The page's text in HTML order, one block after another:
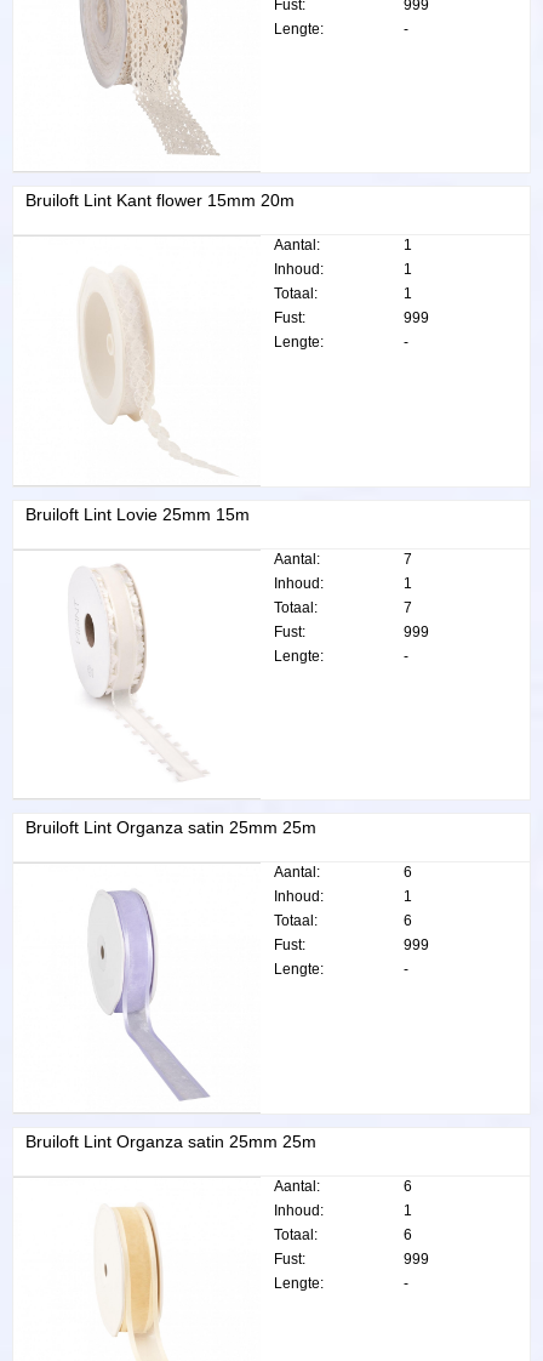
Fust:
999
Lengte:
-
Bruiloft Lint Kant flower 15mm 20m
Aantal:
1
Inhoud:
1
Totaal:
1
Fust:
999
Lengte:
-
Bruiloft Lint Lovie 25mm 15m
Aantal:
7
Inhoud:
1
Totaal:
7
Fust:
999
Lengte:
-
Bruiloft Lint Organza satin 25mm 25m
Aantal:
6
Inhoud:
1
Totaal:
6
Fust:
999
Lengte:
-
Bruiloft Lint Organza satin 25mm 25m
Aantal:
6
Inhoud:
1
Totaal:
6
Fust:
999
Lengte:
-